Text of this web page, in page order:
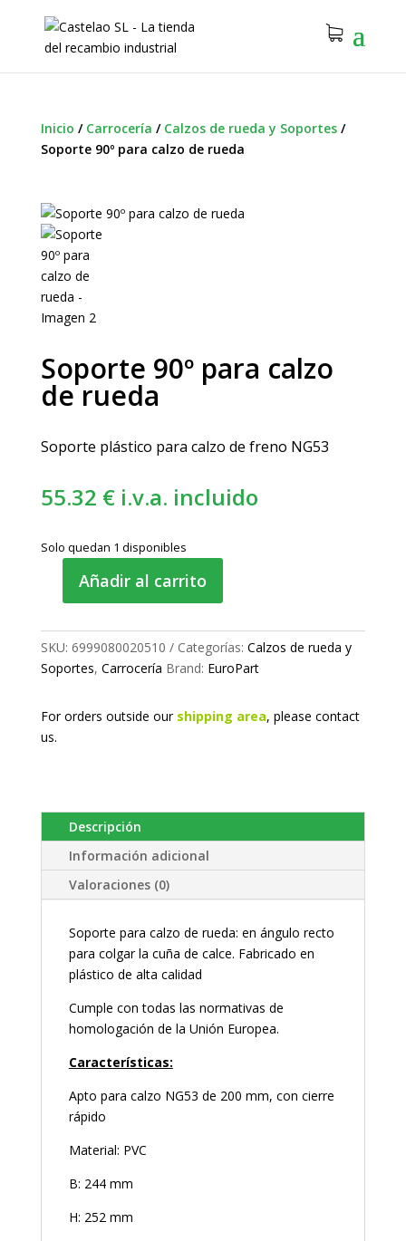
Inicio / Carrocería / Calzos de rueda y Soportes/
Soporte 90º para calzo de rueda
Soporte 90º para calzo
de rueda
Soporte plástico para calzo de freno NG53
55.32 € i.v.a. incluido
Solo quedan 1 disponibles
Soporte
para
calzo
de
cantidad
Añadir al carrito
SKU: 6999080020510 Categorías: Calzos de rueda y
Soportes, Carrocería Brand: EuroPart
For orders outside our shipping area, please contact
us.
Descripción
Información adicional
Valoraciones (0)
Soporte para calzo de rueda: en ángulo recto
para colgar la cuña de calce. Fabricado en
plástico de alta calidad
Cumple con todas las normativas de
homologación de la Unión Europea.
Características:
Apto para calzo NG53 de 200 mm, con cierre
rápido
Material: PVC
B: 244 mm
H: 252 mm